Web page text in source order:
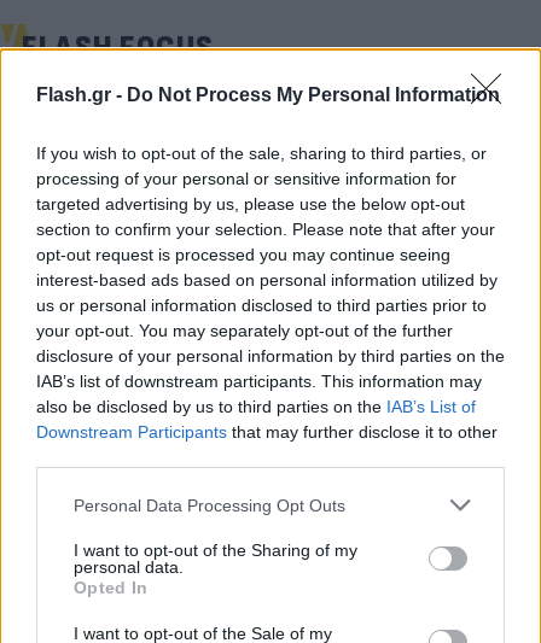
Flash.gr - Do Not Process My Personal Information
If you wish to opt-out of the sale, sharing to third parties, or
processing of your personal or sensitive information for
targeted advertising by us, please use the below opt-out
section to confirm your selection. Please note that after your
opt-out request is processed you may continue seeing
interest-based ads based on personal information utilized by
us or personal information disclosed to third parties prior to
your opt-out. You may separately opt-out of the further
disclosure of your personal information by third parties on the
IAB’s list of downstream participants. This information may
also be disclosed by us to third parties on the IAB’s List of
Downstream Participants that may further disclose it to other
Please note that this website/app uses one or more Google
not limited to your visit or usage behaviour. You may click to
grant or deny consent to Google and its third-party tags to
use your data for below specified purposes in below Google
consent section.
Personal Data Processing Opt Outs
I want to opt-out of the Sharing of my
personal data.
Opted In
I want to opt-out of the Sale of my
FLASH FOCUS